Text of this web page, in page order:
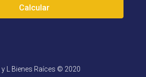
Calcular
L Bienes Raíces © 2020